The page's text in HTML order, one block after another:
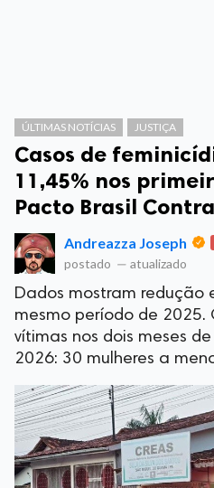
ÚLTIMAS NOTÍCIAS JUSTIÇA
Casos de
11,45% nos
Pacto Brasil
Andreazza Joseph
postado — atualizado
Dados mostram redução
mesmo período de 2025.
vítimas nos dois meses
2026: 30 mulheres a